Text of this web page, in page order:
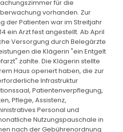
für die
vorhanden. Zur
der Patienten war im Streitjahr
ein Arzt fest angestellt. Ab April
Versorgung durch Belegärzte
die Klägerin "ein Entgelt
zahlte. Die Klägerin stellte
Haus operiert haben, die zur
Infrastruktur
Patientenverpflegung,
Pflege, Assistenz,
Personal und
Nutzungspauschale in
nach der Gebührenordnung